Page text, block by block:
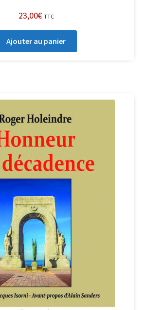
23,00€ TTC
Ajouter au panier